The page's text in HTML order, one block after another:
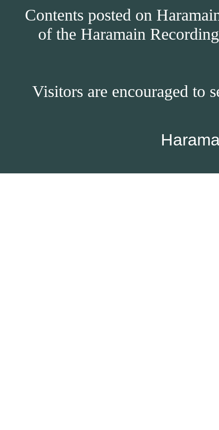
Contents posted on
of the Haramain
Visitors are encouraged to